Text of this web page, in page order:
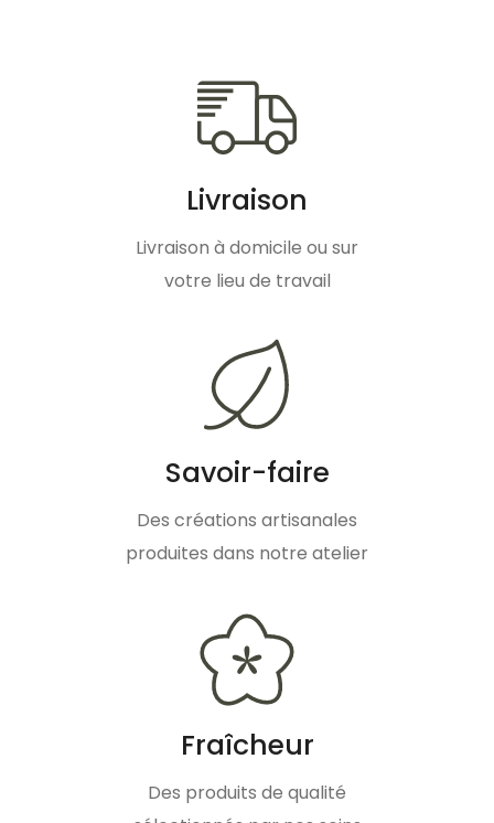
Livraison
Livraison à domicile ou sur
votre lieu de travail
Savoir-faire
Des créations artisanales
produites dans notre atelier
Fraîcheur
Des produits de qualité